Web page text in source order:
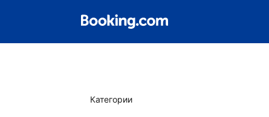
Категории